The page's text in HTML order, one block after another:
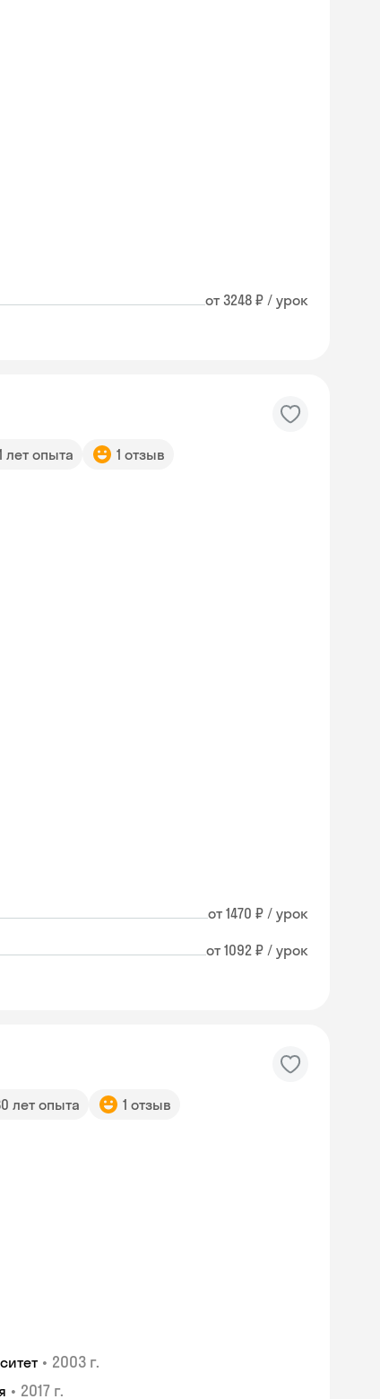
от 3248 ₽ / урок
лет опыта 1 отзыв
от 1470 ₽ / урок
от 1092 ₽ / урок
лет опыта 1 отзыв
• 2003 г.
• 2017 г.
Skysmart Chat
online